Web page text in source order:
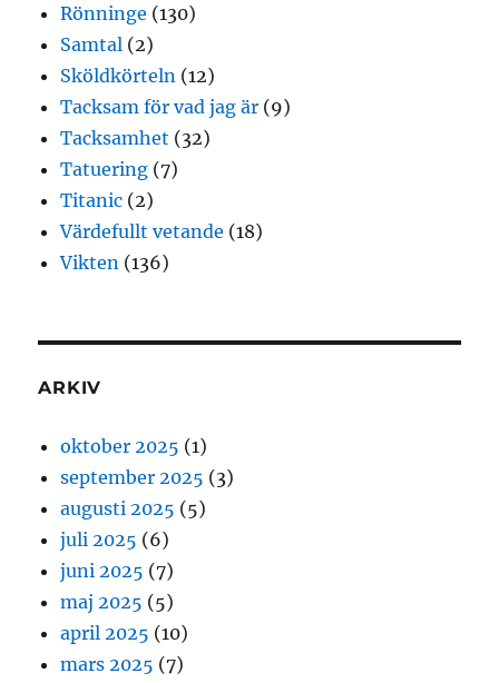
Rönninge (130)
Samtal (2)
Sköldkörteln (12)
Tacksam för vad jag är (9)
Tacksamhet (32)
Tatuering (7)
Titanic (2)
Värdefullt vetande (18)
Vikten (136)
ARKIV
oktober 2025 (1)
september 2025 (3)
augusti 2025 (5)
juli 2025 (6)
juni 2025 (7)
maj 2025 (5)
april 2025 (10)
mars 2025 (7)